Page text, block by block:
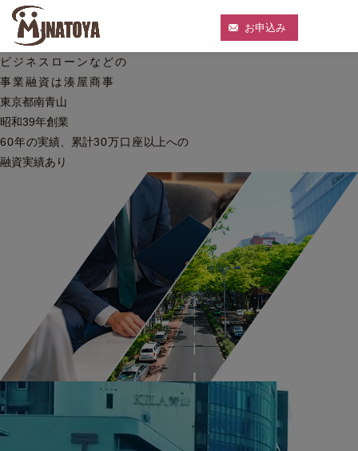
お申込み
ビジネスローンなどの
事業融資は湊屋商事
東京都南青山
昭和39年創業
60年の実績、累計30万口座 以上への
融資実績あり